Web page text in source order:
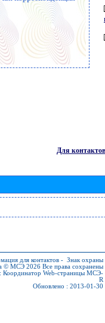
Для контактов
для контактов - Знак охраны
© МСЭ 2026 Все права сохранены
Координатор Web-страницы МСЭ-
R
Обновлено : 2013-01-30